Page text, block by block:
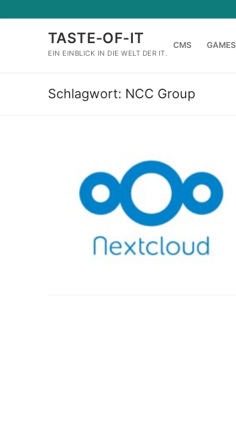
Inhalt
TASTE-OF-IT
EIN EINBLICK IN DIE WELT DER IT.
CMS GAMES
Schlagwort: NCC Group